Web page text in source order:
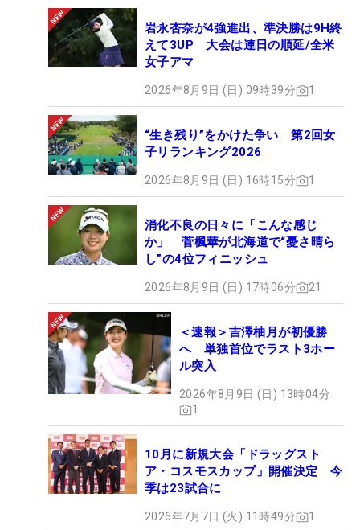
岩永杏奈が4強進出、準決勝は9H終
えて3UP 大会は連日の順延/全米
女子アマ
2026年8月9日 (日) 09時39分 1
“生き残り”をかけた争い 第2回女
子リランキング2026
2026年8月9日 (日) 16時15分 1
消化不良の日々に「こんな感じ
か」 菅楓華が北海道で“憂さ晴ら
し”の4位フィニッシュ
2026年8月9日 (日) 17時06分 21
＜速報＞吉澤柚月が初優勝
へ 単独首位でラスト3ホー
ル突入
2026年8月9日 (日) 13時04分
1
10月に新規大会「ドラッグスト
ア・コスモスカップ」開催決定 今
季は23試合に
2026年7月7日 (火) 11時49分 1